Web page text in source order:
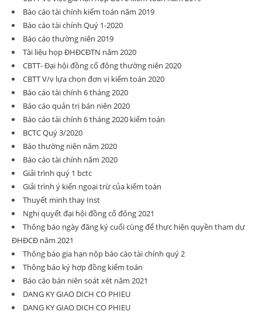
Báo cáo tài chính kiếm toán năm 2019
Báo cáo tài chính Quý 1-2020
Báo cáo thường niên 2019
Tài liệu họp ĐHĐCĐTN năm 2020
CBTT- Đại hội đồng cổ đông thường niên 2020
CBTT V/v lựa chọn đơn vị kiểm toán 2020
Báo cáo tài chính 6 tháng 2020
Báo cáo quản trị bán niên 2020
Báo cáo tài chính 6 tháng 2020 kiểm toán
BCTC Quý 3/2020
Báo thường niên năm 2020
Báo cáo tài chính năm 2020
Giải trình quý 1 bctc
Giải trình ý kiến ngoại trừ của kiểm toán
Thuyết minh thay Inst
Nghị quyết đại hội đồng cổ đông 2021
Thông báo ngày đăng ký cuối cùng để thực hiện quyền tham dự
ĐHĐCĐ năm 2021
Thông báo gia hạn nộp báo cáo tài chính quý 2
Thông báo ký hợp đồng kiểm toán
Báo cáo bán niên soát xét năm 2021
DANG KY GIAO DICH CO PHIEU
DANG KY GIAO DICH CO PHIEU